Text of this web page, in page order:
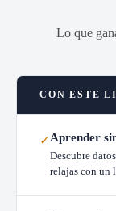
Lo que
CON ESTE
✓Aprender
Descubre
relajas con un